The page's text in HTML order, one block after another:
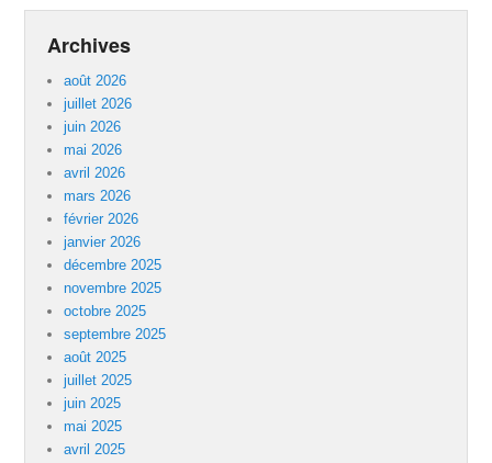
Archives
août 2026
juillet 2026
juin 2026
mai 2026
avril 2026
mars 2026
février 2026
janvier 2026
décembre 2025
novembre 2025
octobre 2025
septembre 2025
août 2025
juillet 2025
juin 2025
mai 2025
avril 2025